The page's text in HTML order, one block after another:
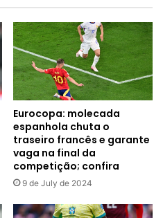
Eurocopa: molecada
espanhola chuta o
traseiro francês e garante
vaga na final da
competição; confira
9 de July de 2024